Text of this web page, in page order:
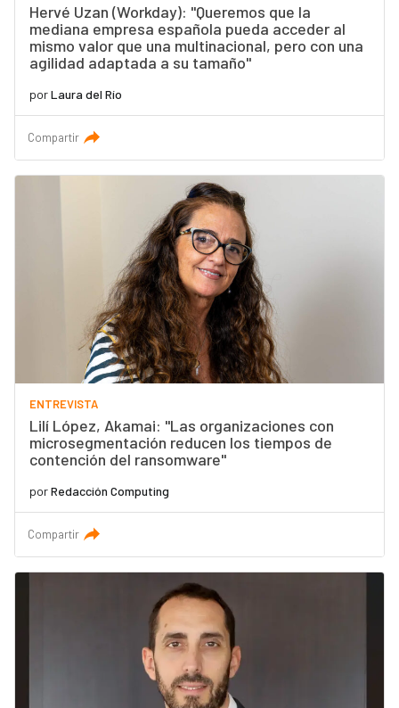
Hervé Uzan (Workday): "Queremos que la
mediana empresa española pueda acceder al
mismo valor que una multinacional, pero con una
agilidad adaptada a su tamaño"
porLaura del Río
Compartir
ENTREVISTA
Lilí López, Akamai: "Las organizaciones con
microsegmentación reducen los tiempos de
contención del ransomware"
porRedacción Computing
Compartir